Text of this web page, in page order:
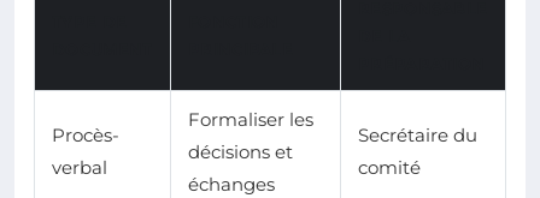
Procès-
verbal
Formaliser les
décisions et
échanges
Secrétaire du
comité